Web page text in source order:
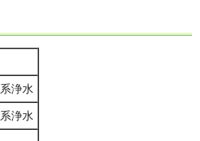
浄水
浄水